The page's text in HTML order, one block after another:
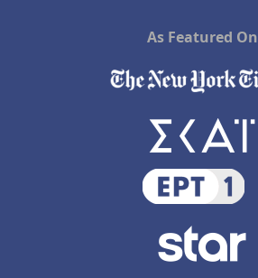
As Featured On